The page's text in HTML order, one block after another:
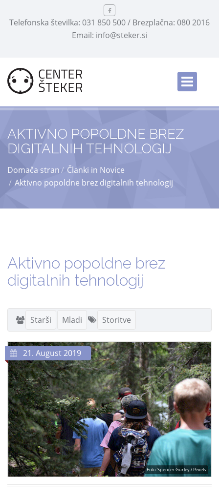
Telefonska številka: 031 850 500 / Brezplačna: 080 2016
Email: info@steker.si
AKTIVNO POPOLDNE BREZ
DIGITALNIH TEHNOLOGIJ
Domača stran
Članki in Novice
Aktivno popoldne brez digitalnih tehnologij
Aktivno popoldne brez
digitalnih tehnologij
Starši Mladi Storitve
21. August 2019
Foto: Spencer Gurley / Pexels